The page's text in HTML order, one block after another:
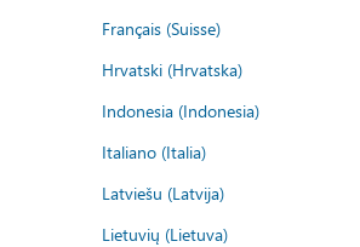
Français (Suisse)
Hrvatski (Hrvatska)
Indonesia (Indonesia)
Italiano (Italia)
Latviešu (Latvija)
Lietuvių (Lietuva)